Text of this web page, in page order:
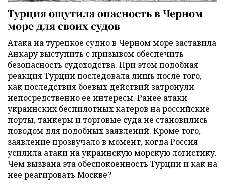
Турция ощутила опасность в Черном
море для своих судов
Атака на турецкое судно в Черном море заставила
Анкару выступить с призывом обеспечить
безопасность судоходства. При этом подобная
реакция Турции последовала лишь после того,
как последствия боевых действий затронули
непосредственно ее интересы. Ранее атаки
украинских беспилотных катеров на российские
порты, танкеры и торговые суда не становились
поводом для подобных заявлений. Кроме того,
заявление прозвучало в момент, когда Россия
усилила атаки на украинскую морскую логистику.
Чем вызвана эта обеспокоенность Турции и как на
нее реагировать Москве?